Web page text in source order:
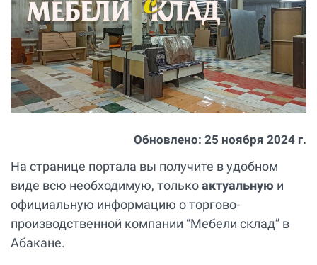
Обновлено: 25 ноября 2024 г.
На странице портала вы получите в удобном
виде всю необходимую, толькоактуальную и
официальную информацию о торгово-
производственной компании “Мебели склад” в
Абакане.